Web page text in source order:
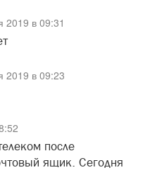
2019 в 09:31
2019 в 09:23
после
ящик. Сегодня